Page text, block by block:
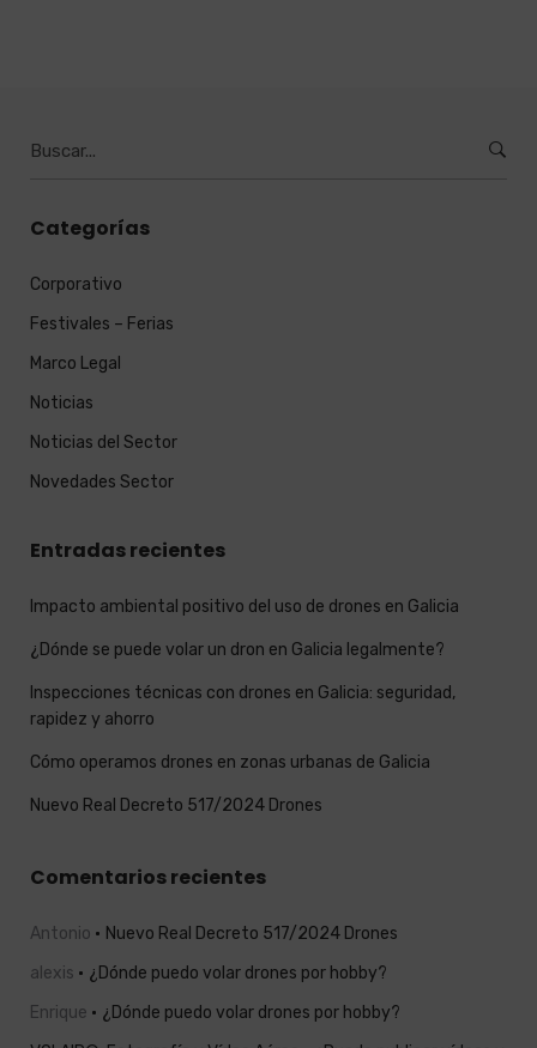
Categorías
Corporativo
Festivales – Ferias
Marco Legal
Noticias
Noticias del Sector
Novedades Sector
Entradas recientes
Impacto ambiental positivo del uso de drones en Galicia
¿Dónde se puede volar un dron en Galicia legalmente?
Inspecciones técnicas con drones en Galicia: seguridad,
rapidez y ahorro
Cómo operamos drones en zonas urbanas de Galicia
Nuevo Real Decreto 517/2024 Drones
Comentarios recientes
Antonio
Nuevo Real Decreto 517/2024 Drones
alexis
¿Dónde puedo volar drones por hobby?
Enrique
¿Dónde puedo volar drones por hobby?